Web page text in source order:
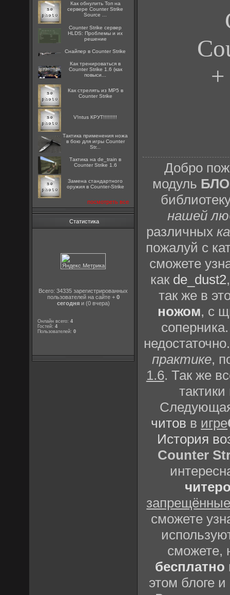
Как обнулить Топ на
сервере Counter Strike
Source ...
Counter Strike сервер
HLDS: Проблемы и их
решение
Снайпер в Counter Strike
Как тренироваться в
Counter Strike 1.6 (как
повыси...
Как стрелять из MP5 в
Counter Strike
V!ntus КРУТ!!!!!!!!!
Тактика применения ножа
в бою для игры Counter
Str...
Тактика на de_train в
Counter Strike 1.6
Замена стандартного
оружия в Counter-Strike
посмотреть все
Статистика
Всего: 34335 зарегистрированных
пользователей на сайте + 0
сегодняи (0 вчера)
Онлайн всего:4
Гостей:4
Пользователей:0
Добро
модуль
нашей
различных
пожалуй с
сможете
как de_dust2
так же в
ножом, с
практике,
1.6. Так же
Следующая
читов в игре
История
Counter
сможете
сможете,
бесплатно
этом блоге